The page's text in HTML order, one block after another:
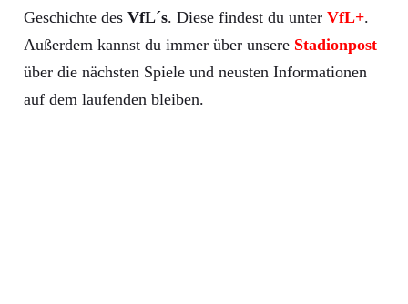
Geschichte des VfL´s. Diese findest du unter VfL+.
Außerdem kannst du immer über unsere Stadionpost
über die nächsten Spiele und neusten Informationen
auf dem laufenden bleiben.